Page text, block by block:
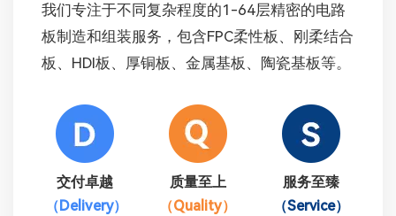
我们专注于不同复杂程度的1-64层精密的电路
板制造和组装服务，包含FPC柔性板、刚柔结合
板、HDI板、厚铜板、金属基板、陶瓷基板等。
子、汽车电子、物联网设备、电源控制板、笔
记本电脑、人工智能、机器人等各行业。 高
速交付时间，可满足您的需求。作为电子行业
交付卓越
（Delivery）
质量至上
（Quality）
服务至臻
（Service）